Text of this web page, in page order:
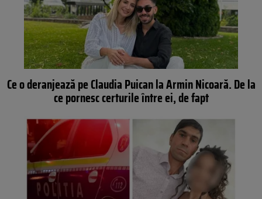
Ce o deranjează pe Claudia Puican la Armin Nicoară. De la
ce pornesc certurile între ei, de fapt